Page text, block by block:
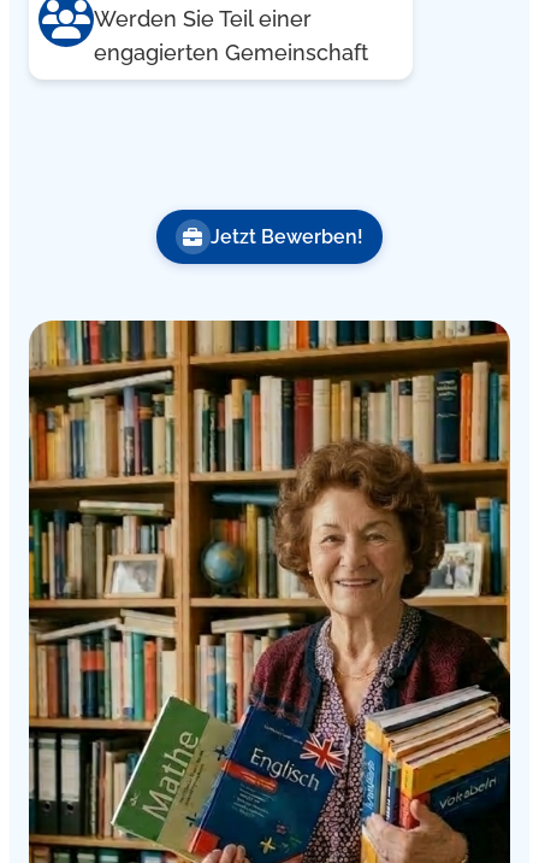
Werden Sie Teil einer
engagierten Gemeinschaft
Jetzt Bewerben!